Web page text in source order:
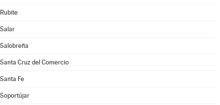
Rubite
Salar
Salobreña
Santa Cruz del Comercio
Santa Fe
Soportújar